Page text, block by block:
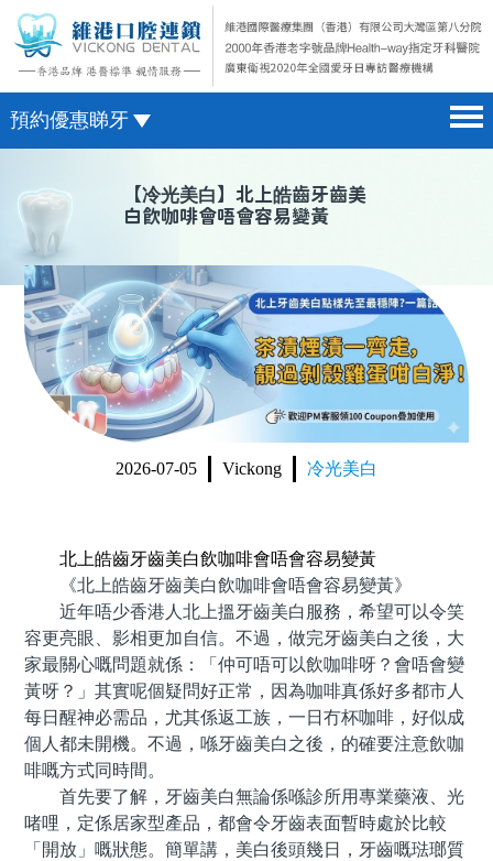
預約優惠睇牙
醫院簡介 hospital introduction
醫生介紹 doctor introduction
醫療新聞 medical news
種植牙 dental implant
箍牙 orthodontics
收費標準 change standard
微信預約
WhatsApp預約
【冷光美白】北上皓齒牙齒美
白飲咖啡會唔會容易變黃
2026-07-05 Vickong 冷光美白
北上皓齒牙齒美白飲咖啡會唔會容易變黃
《北上皓齒牙齒美白飲咖啡會唔會容易變黃》
近年唔少香港人北上搵牙齒美白服務，希望可以令笑
容更亮眼、影相更加自信。不過，做完牙齒美白之後，大
家最關心嘅問題就係：「仲可唔可以飲咖啡呀？會唔會變
黃呀？」其實呢個疑問好正常，因為咖啡真係好多都市人
每日醒神必需品，尤其係返工族，一日冇杯咖啡，好似成
個人都未開機。不過，喺牙齒美白之後，的確要注意飲咖
啡嘅方式同時間。
首先要了解，牙齒美白無論係喺診所用專業藥液、光
啫哩，定係居家型產品，都會令牙齒表面暫時處於比較
「開放」嘅狀態。簡單講，美白後頭幾日，牙齒嘅琺瑯質